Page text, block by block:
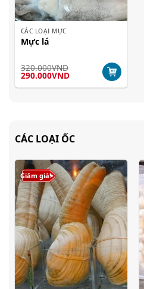
CÁC LOẠI MỰC
Mực lá
320.000VND
Giá
là:
290.000VNDGiá
tại
CÁC LOẠI ỐC
Giảm giá!